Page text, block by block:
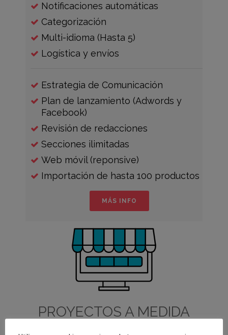
Notificaciones automáticas
Categorización
Multi-idioma (Hasta 5)
Logística y envíos
Estrategia de Comunicación
Plan de lanzamiento (Adwords y
Facebook)
Revisión de redacciones
Secciones ilimitadas
Web móvil (reponsive)
Importación de hasta 100 productos
MÁS INFO
PROYECTOS A MEDIDA